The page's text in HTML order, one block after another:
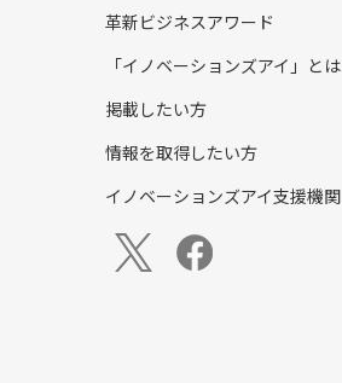
革新ビジネスアワード
「イノベーションズアイ」とは
掲載したい方
情報を取得したい方
イノベーションズアイ支援機関